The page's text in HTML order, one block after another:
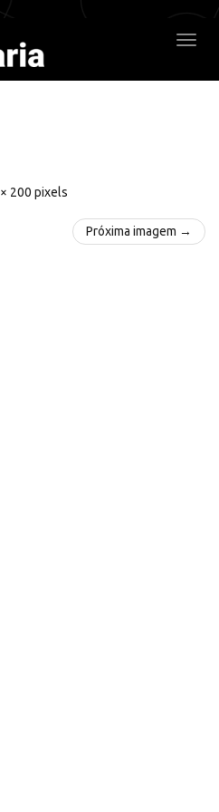
× 200 pixels
Próxima imagem →